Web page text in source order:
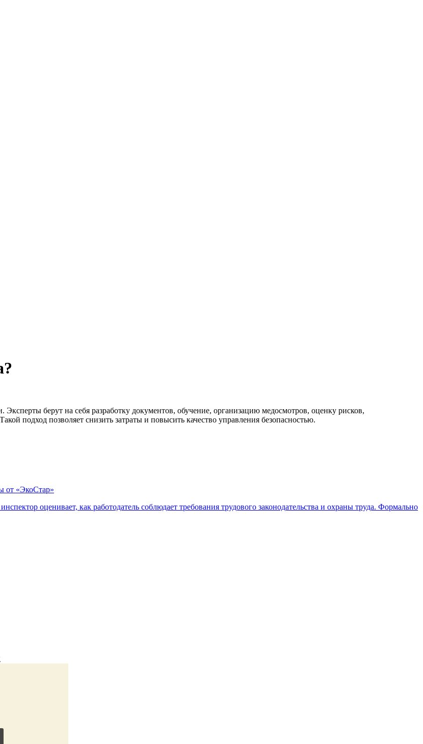
берут на себя разработку документов, обучение, организацию медосмотров, оценку рисков,
подход позволяет снизить затраты и повысить качество управления безопасностью.
от «ЭкоСтар»
оценивает, как работодатель соблюдает требования трудового законодательства и охраны труда. Формально